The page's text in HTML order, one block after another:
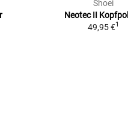
Shoei
Neotec II
49,95 €1